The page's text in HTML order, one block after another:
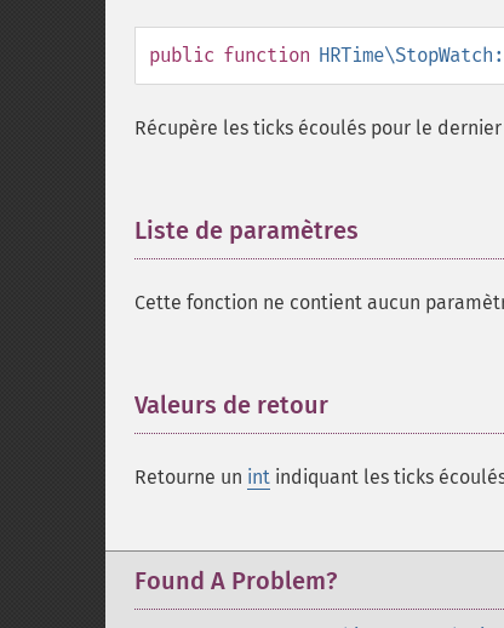
public function
Récupère les ticks écoulés pour le
Liste de paramètres
Cette fonction ne contient aucun
Valeurs de retour
Retourne un int indiquant les ticks
Found A Problem?